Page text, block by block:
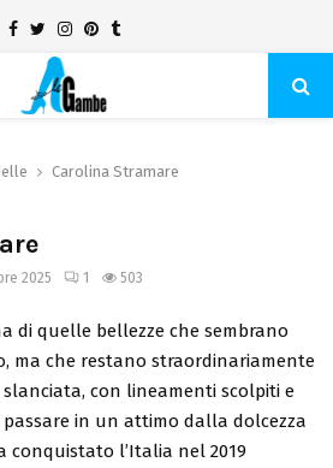
Facebook
TwitterInstagram
Pinterest
Tumblr
Carolina Stramare
2025 1 503
di quelle bellezze che sembrano
ma che restano straordinariamente
con lineamenti scolpiti e
in un attimo dalla dolcezza
conquistato l’Italia nel 2019